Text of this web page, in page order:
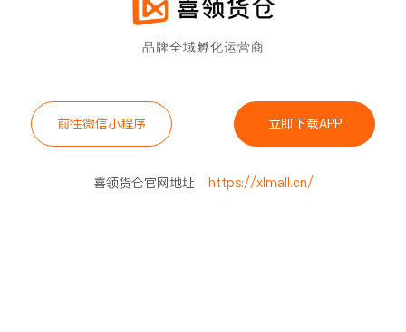
品牌全域孵化运营商
前往微信小程序 立即下载APP
喜领货仓官网地址 https://xlmall.cn/